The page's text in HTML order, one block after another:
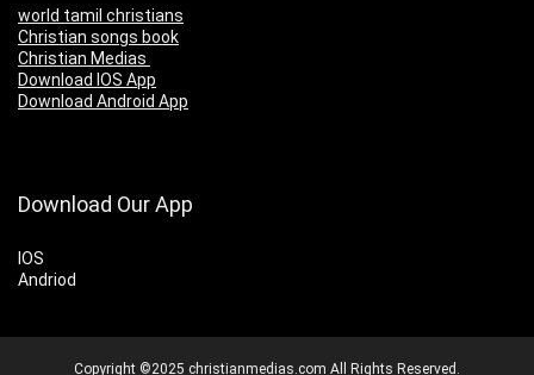
world tamil christians
Christian songs book
Christian Medias
Download IOS App
Download Android App
Download Our App
IOS
Andriod
Copyright ©2025 christianmedias.com All Rights Reserved.